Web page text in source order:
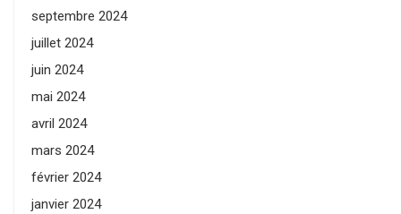
septembre 2024
juillet 2024
juin 2024
mai 2024
avril 2024
mars 2024
février 2024
janvier 2024